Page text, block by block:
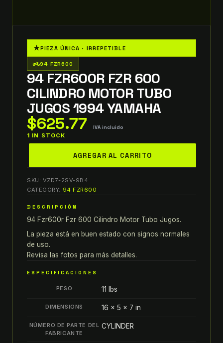
★PIEZA ÚNICA · IRREPETIBLE
two_wheeler94 FZR600
94 FZR600R FZR 600
CILINDRO MOTOR TUBO
JUGOS 1994 YAMAHA
$625.77 IVA incluido
1 IN STOCK
600
MOTOR
TUBO
JUGOS
1994
YAMAHA
quantity
AGREGAR AL CARRITO
SKU: VZD7-2SV-9B4
CATEGORY: 94 FZR600
DESCRIPCIÓN
94 Fzr600r Fzr 600 Cilindro Motor Tubo Jugos.
La pieza está en buen estado con signos normales
de uso.
Revisa las fotos para más detalles.
ESPECIFICACIONES
PESO 11 lbs
DIMENSIONS 16 × 5 × 7 in
NÚMERO DE PARTE DEL
FABRICANTE
CYLINDER